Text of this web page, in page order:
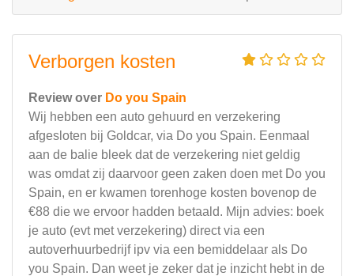
Verborgen kosten
Review over Do you Spain
Wij hebben een auto gehuurd en verzekering
afgesloten bij Goldcar, via Do you Spain. Eenmaal
aan de balie bleek dat de verzekering niet geldig
was omdat zij daarvoor geen zaken doen met Do you
Spain, en er kwamen torenhoge kosten bovenop de
€88 die we ervoor hadden betaald. Mijn advies: boek
je auto (evt met verzekering) direct via een
autoverhuurbedrijf ipv via een bemiddelaar als Do
you Spain. Dan weet je zeker dat je inzicht hebt in de